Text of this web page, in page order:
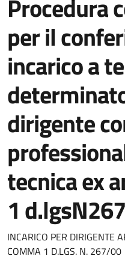
Procedura
per il
incarico a
dirigente
tecnica ex
1
Dettaglio del documento
INCARICO PER DIRIGENTE
COMMA 1 D.LGS. N. 267/00